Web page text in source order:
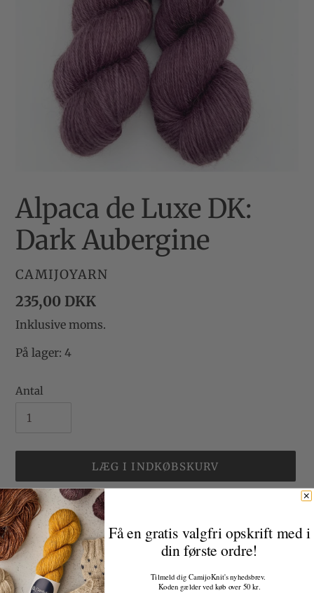
Alpaca de Luxe DK:
Dark Aubergine
FORHANDLER
CAMIJOYARN
Normalpris
235,00 DKK
Inklusive moms.
På lager: 4
Antal
LÆG I INDKØBSKURV
Lægger
produkt
i
din
indkøbskurv
70% Baby Alpaca
20% Silk
10% Cashmere
225m/100g.
Få en gratis valgfri opskrift med i
din første ordre!
Tilmeld dig CamijoKnit's nyhedsbrev.
Koden gælder ved køb over 50 kr.